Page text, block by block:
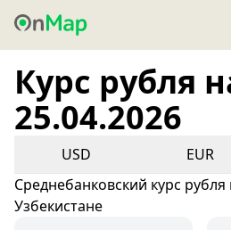
Курс рубля
25.04.2026
USD EUR
Среднебанковский курс рубля
Узбекистане